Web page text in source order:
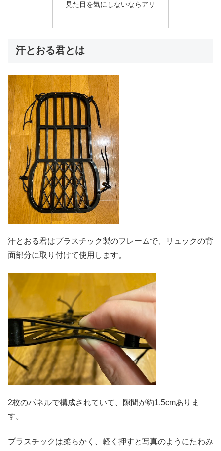
見た目を気にしないならアリ
汗とおる君とは
汗とおる君はプラスチック製のフレームで、リュックの背
面部分に取り付けて使用します。
2枚のパネルで構成されていて、隙間が約1.5cmありま
す。
プラスチックは柔らかく、軽く押すと写真のようにたわみ